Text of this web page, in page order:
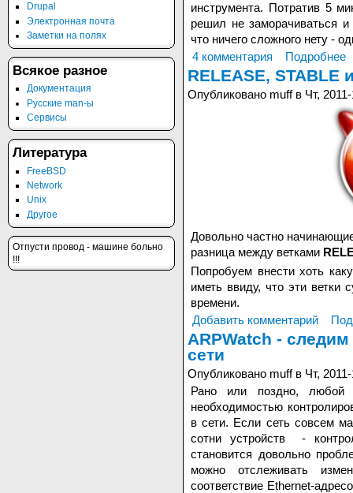
инструмента. Потратив 5
решил не заморачиваться
что ничего сложного нету -
4 комментария
Подробнее
RELEASE, STABLE
Опубликовано muff в Чт,
Довольно частно
разница между ветками
Попробуем внести хоть
иметь ввиду, что эти
времени.
Добавить комментарий
ARPWatch -
сети
Опубликовано muff в Чт,
Рано или поздно, любой
необходимостью
в сети. Если сеть совсем
сотни устройств -
становится довольно
можно отслеживать
соответствие Ethernet-
Drupal
Электронная почта
Заметки на полях
Всякое разное
Документация
Русские man-ы
Сервисы
Литература
FreeBSD
Network
Unix
Другое
Отпусти провод - машине больно
!!!